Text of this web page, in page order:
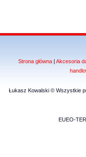
Strona główna| Akcesoria
Łukasz Kowalski © Wszystkie
EUEO-